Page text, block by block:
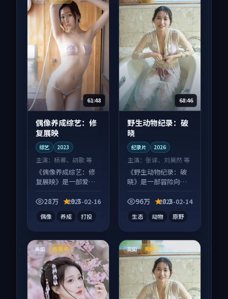
61:48
偶像养成综艺：修
复展映
综艺 2023
主演： 杨幂、胡歌 等
《偶像养成综艺：修
复展映》是一部爱情
蛋别错过，字幕区常
28万 9.7
2025-02-16
偶像 养成 打投
68:46
野生动物纪录：破
晓
纪录片 2026
主演： 张译、刘昊然 等
《野生动物纪录：破
晓》是一部冒险向纪
端观看，细节更丰
96万 8.2
2025-02-14
生态 动物 原野
美国 连载中 英国 完结